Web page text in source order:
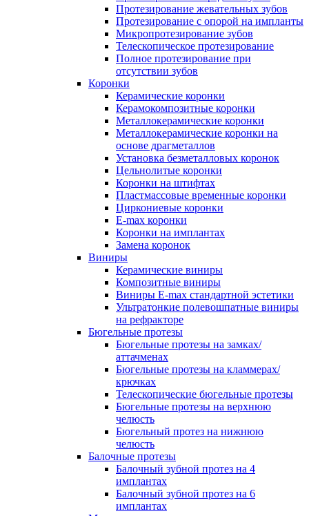
Протезирование жевательных зубов
Протезирование с опорой на импланты
Микропротезирование зубов
Телескопическое протезирование
Полное протезирование при
отсутствии зубов
Коронки
Керамические коронки
Керамокомпозитные коронки
Металлокерамические коронки
Металлокерамические коронки на
основе драгметаллов
Установка безметалловых коронок
Цельнолитые коронки
Коронки на штифтах
Пластмассовые временные коронки
Циркониевые коронки
E-max коронки
Коронки на имплантах
Замена коронок
Виниры
Керамические виниры
Композитные виниры
Виниры E-max стандартной эстетики
Ультратонкие полевошпатные виниры
на рефракторе
Бюгельные протезы
Бюгельные протезы на замках/
аттачменах
Бюгельные протезы на кламмерах/
крючках
Телескопические бюгельные протезы
Бюгельные протезы на верхнюю
челюсть
Бюгельный протез на нижнюю
челюсть
Балочные протезы
Балочный зубной протез на 4
имплантах
Балочный зубной протез на 6
имплантах